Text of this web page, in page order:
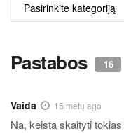
TURINYS
Pastabos 16
Vaida 15 metų ago
Na, keista skaityti